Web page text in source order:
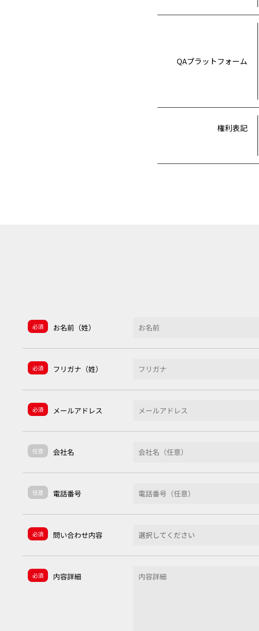
QAプラットフォーム
権利表記
必須 お名前（姓）
必須 フリガナ（姓）
必須 メールアドレス
任意 会社名
任意 電話番号
必須 問い合わせ内容
必須 内容詳細